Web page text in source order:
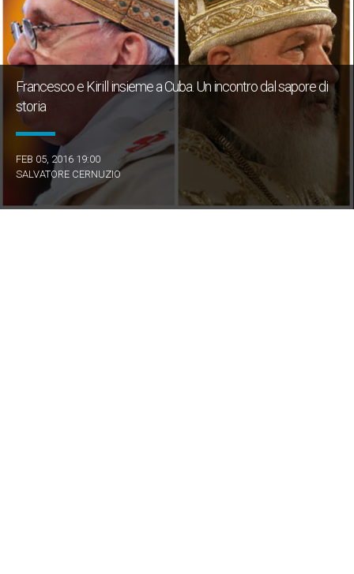
Francesco e Kirill insieme a Cuba. Un incontro dal sapore di
storia
FEB 05, 2016 19:00
SALVATORE CERNUZIO